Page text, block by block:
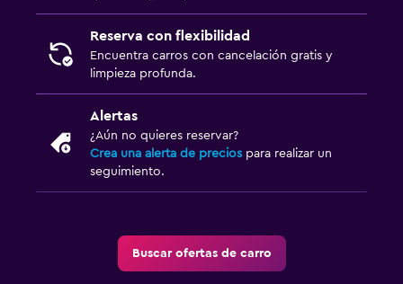
Reserva con flexibilidad
Encuentra carros con cancelación gratis y
limpieza profunda.
Alertas
¿Aún no quieres reservar?
Crea una alerta de precios para realizar un
seguimiento.
Buscar ofertas de carro